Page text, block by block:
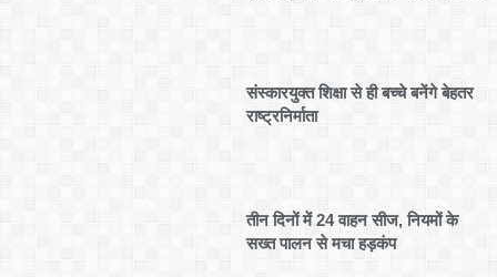
संस्कारयुक्त शिक्षा से ही बच्चे बनेंगे बेहतर
राष्ट्रनिर्माता
तीन दिनों में 24 वाहन सीज, नियमों के
सख्त पालन से मचा हड़कंप